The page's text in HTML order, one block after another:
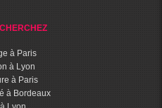
à Paris
à Lyon
à Paris
à Bordeaux